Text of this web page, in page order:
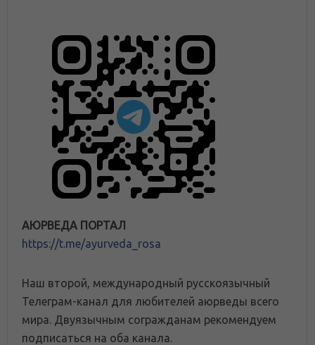
АЮРВЕДА ПОРТАЛ
https://t.me/ayurveda_rosa
Наш второй, международный русскоязычный
Телеграм-канал для любителей аюрведы всего
мира. Двуязычным согражданам рекомендуем
подписаться на оба канала.